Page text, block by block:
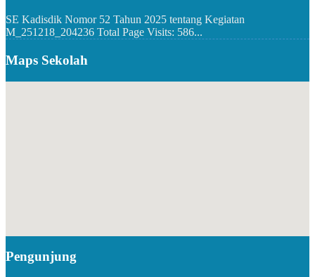
SE Kadisdik Nomor 52 Tahun 2025 tentang Kegiatan
M_251218_204236 Total Page Visits: 586...
Maps Sekolah
Pengunjung